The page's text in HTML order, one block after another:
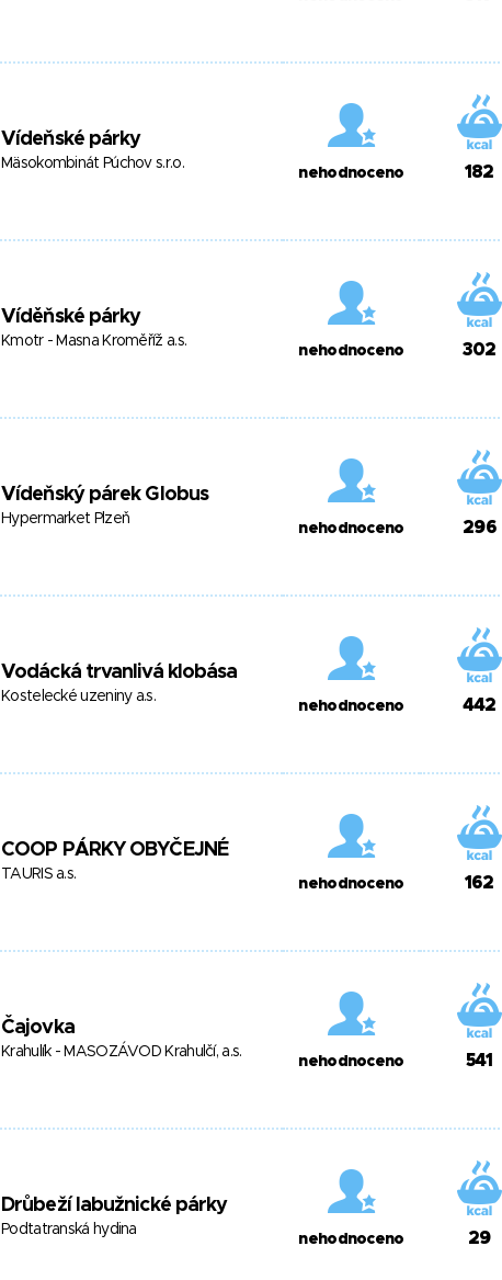
Vídeňské párky
Mäsokombinát Púchov s.r.o.
nehodnoceno 182
Víděňské párky
Kmotr - Masna Kroměříž a.s.
nehodnoceno 302
Vídeňský párek Globus
Hypermarket Plzeň
nehodnoceno 296
Vodácká trvanlivá klobása
Kostelecké uzeniny a.s.
nehodnoceno 442
COOP PÁRKY OBYČEJNÉ
TAURIS a.s.
nehodnoceno 162
Čajovka
Krahulík - MASOZÁVOD Krahulčí, a.s.
nehodnoceno 541
Drůbeží labužnické párky
Podtatranská hydina
nehodnoceno 29